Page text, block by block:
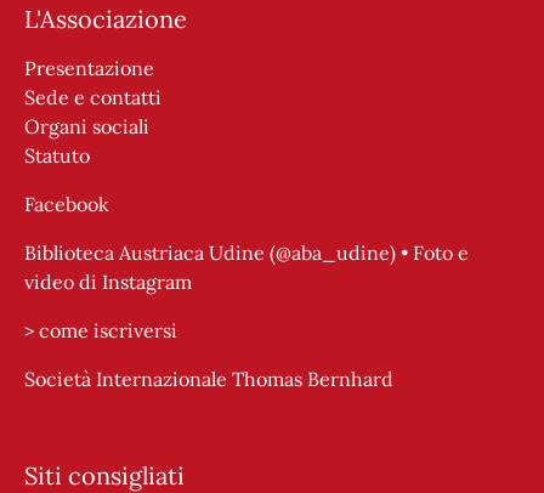
L'Associazione
Presentazione
Sede e contatti
Organi sociali
Statuto
Facebook
Biblioteca Austriaca Udine (@aba_udine) • Foto e
video di Instagram
> come iscriversi
Società Internazionale Thomas Bernhard
Siti consigliati